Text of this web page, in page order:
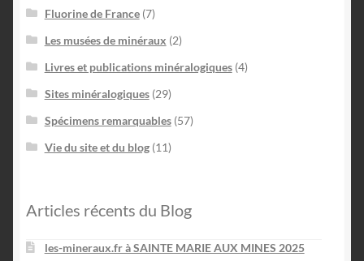
Fluorine de France(7)
Les musées de minéraux (2)
Livres et publications minéralogiques(4)
Sites minéralogiques(29)
Spécimens remarquables(57)
Vie du site et du blog(11)
Articles récents du Blog
les-mineraux.fr à SAINTE MARIE AUX MINES 2025